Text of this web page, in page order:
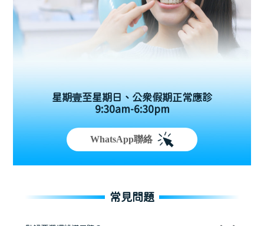
星期壹至星期日、公眾假期正常應診
9:30am-6:30pm
WhatsApp聯絡
常見問題